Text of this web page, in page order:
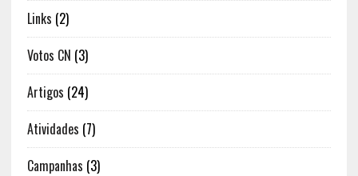
Links (2)
Votos CN (3)
Artigos (24)
Atividades (7)
Campanhas (3)